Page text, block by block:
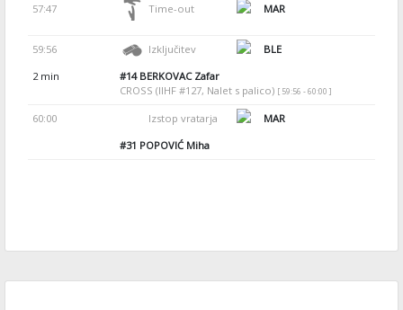
57:47 Time-out MAR
59:56 Izključitev
BLE
2 min
#14BERKOVAC Zafar
CROSS (IIHF #127, Nalet s palico) [ 59:56 - 60:00 ]
60:00 Izstop vratarja
MAR
#31 POPOVIĆ Miha